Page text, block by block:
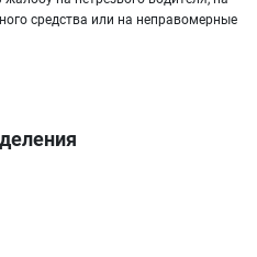
средства или на неправомерные